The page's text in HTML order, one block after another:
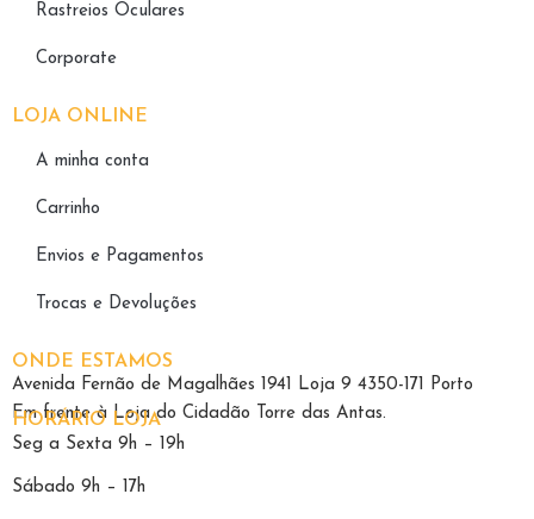
Rastreios Oculares
Corporate
LOJA ONLINE
A minha conta
Carrinho
Envios e Pagamentos
Trocas e Devoluções
ONDE ESTAMOS
Avenida Fernão de Magalhães 1941 Loja 9 4350-171 Porto
Em frente à Loja do Cidadão Torre das Antas.
HORÁRIO LOJA
Seg a Sexta 9h – 19h
Sábado 9h – 17h